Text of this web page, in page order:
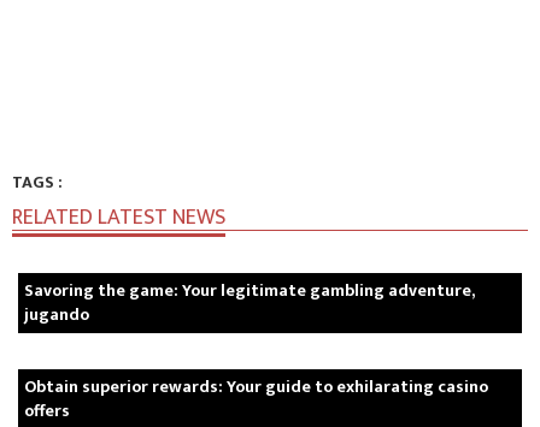
TAGS :
RELATED LATEST NEWS
Savoring the game: Your legitimate gambling adventure,
jugando
Obtain superior rewards: Your guide to exhilarating casino
offers